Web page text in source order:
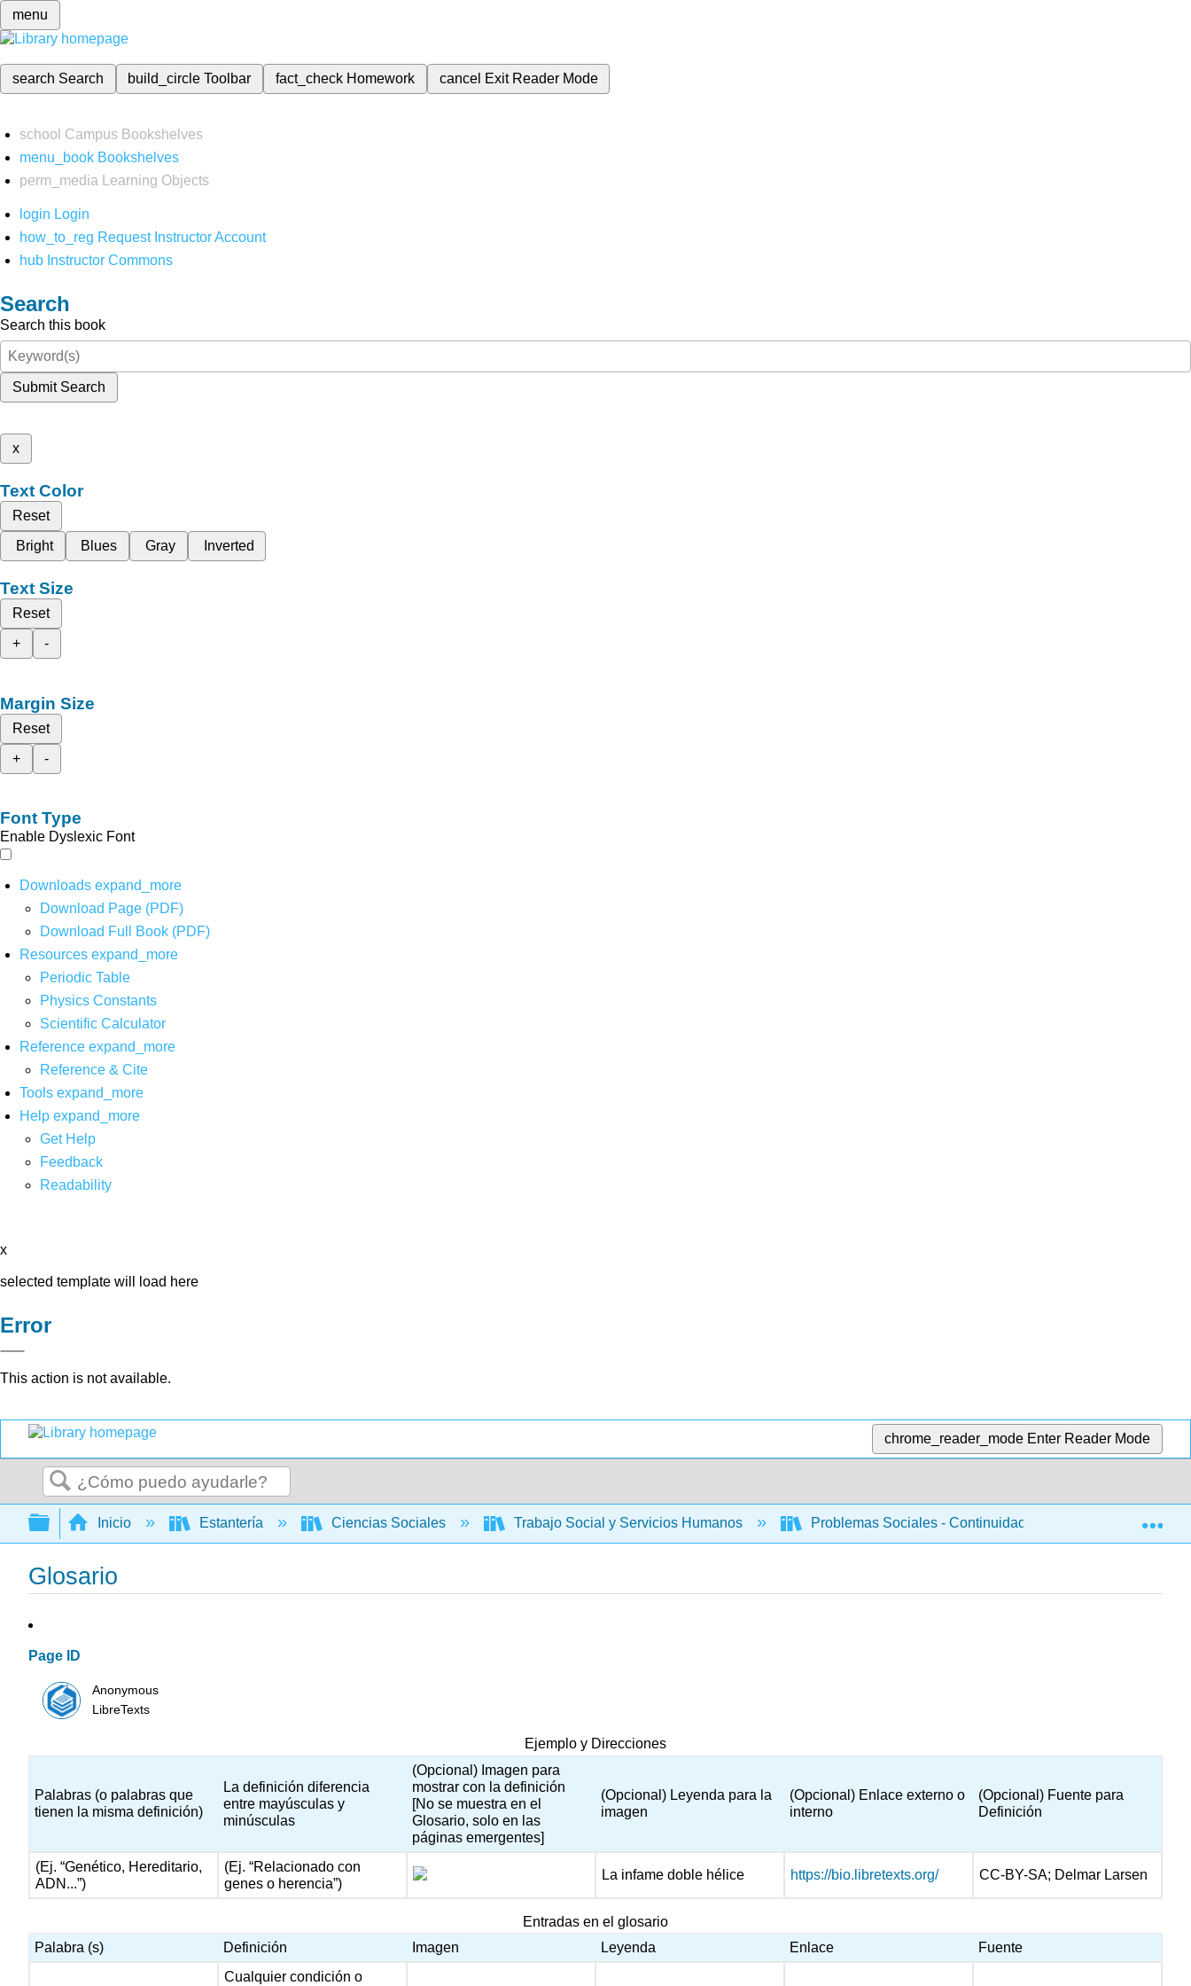
menu
search Search build_circleToolbar fact_check Homework cancel Exit Reader Mode
school Campus Bookshelves
menu_book Bookshelves
perm_media
Learning Objects
login Login
how_to_reg Request Instructor Account
hub Instructor Commons
Search
Search this book
Submit Search
x
Text Color
Reset
Bright
Blues Gray Inverted
Text Size
Reset
+
-
Margin Size
Reset
+
-
Font Type
Enable Dyslexic Font
Downloads expand_more
Download Page (PDF)
Download Full Book (PDF)
Resources expand_more
Periodic Table
Physics Constants
Scientific Calculator
Reference expand_more
Reference & Cite
Tools expand_more
Help expand_more
Get Help
Feedback
Readability
x
selected template will load here
Error
This action is not available.
chrome_reader_mode Enter Reader Mode
Buscar
Expandir/contraer jerarquía global
Inicio Estantería Ciencias Sociales Trabajo Social y Servicios Humanos Problemas Sociales - Continuidad y Cambio
Glosario
Page ID
Anonymous
LibreTexts
Ejemplo y Direcciones
Palabras (o palabras que
tienen la misma definición)
La definición diferencia
entre mayúsculas y
minúsculas
(Opcional) Imagen para
mostrar con la definición
[No se muestra en el
Glosario, solo en las
páginas emergentes]
(Opcional) Leyenda para la
imagen
(Opcional) Enlace externo o
interno
(Opcional) Fuente para
Definición
(Ej. “Genético, Hereditario,
ADN...”)
(Ej. “Relacionado con
genes o herencia”)
La infame doble hélice https://bio.libretexts.org/ CC-BY-SA; Delmar Larsen
Entradas en el glosario
Palabra (s)
Definición Imagen Leyenda Enlace
Fuente
Cualquier condición o